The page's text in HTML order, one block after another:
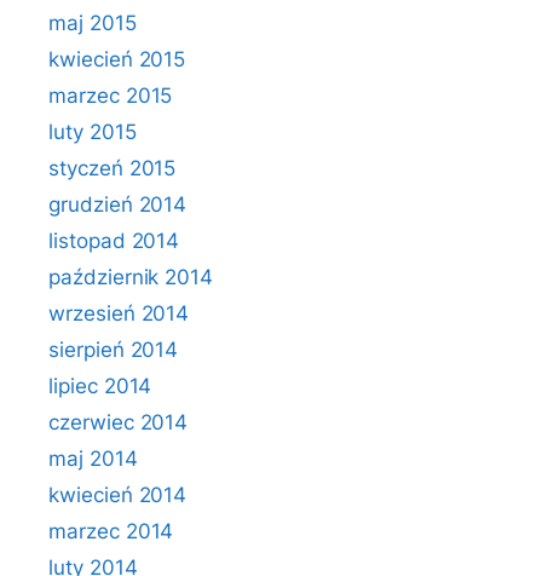
maj 2015
kwiecień 2015
marzec 2015
luty 2015
styczeń 2015
grudzień 2014
listopad 2014
październik 2014
wrzesień 2014
sierpień 2014
lipiec 2014
czerwiec 2014
maj 2014
kwiecień 2014
marzec 2014
luty 2014